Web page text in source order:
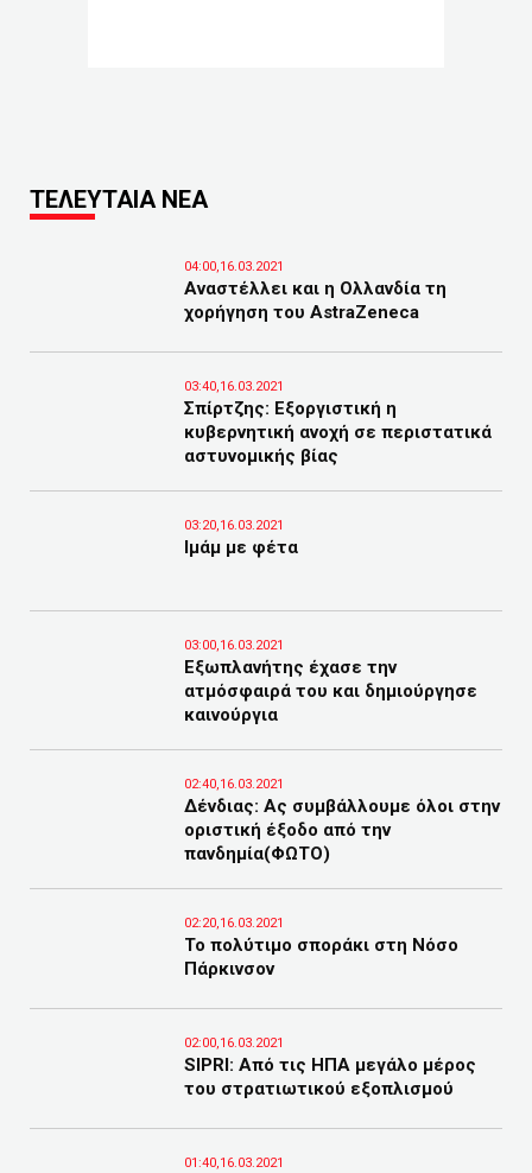
ΤΕΛΕΥΤΑΙΑ ΝΕΑ
04:00,16.03.2021
Αναστέλλει και η Ολλανδία τη
χορήγηση του AstraZeneca
03:40,16.03.2021
Σπίρτζης: Εξοργιστική η
κυβερνητική ανοχή σε περιστατικά
αστυνομικής βίας
03:20,16.03.2021
Ιμάμ με φέτα
03:00,16.03.2021
Εξωπλανήτης έχασε την
ατμόσφαιρά του και δημιούργησε
καινούργια
02:40,16.03.2021
Δένδιας: Ας συμβάλλουμε όλοι στην
οριστική έξοδο από την
πανδημία(ΦΩΤΟ)
02:20,16.03.2021
Το πολύτιμο σποράκι στη Νόσο
Πάρκινσον
02:00,16.03.2021
SIPRI: Aπό τις ΗΠΑ μεγάλο μέρος
του στρατιωτικού εξοπλισμού
01:40,16.03.2021